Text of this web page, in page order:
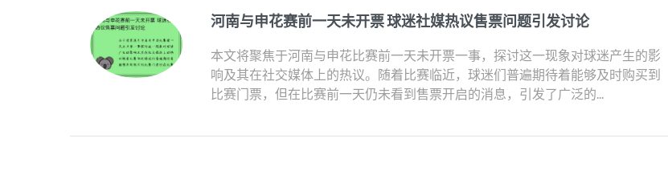
河南与申花赛前一天未开票 球迷社媒热议售票问题引发讨论
本文将聚焦于河南与申花比赛前一天未开票一事，探讨这一现象对球迷产生的影
响及其在社交媒体上的热议。随着比赛临近，球迷们普遍期待着能够及时购买到
比赛门票，但在比赛前一天仍未看到售票开启的消息，引发了广泛的...